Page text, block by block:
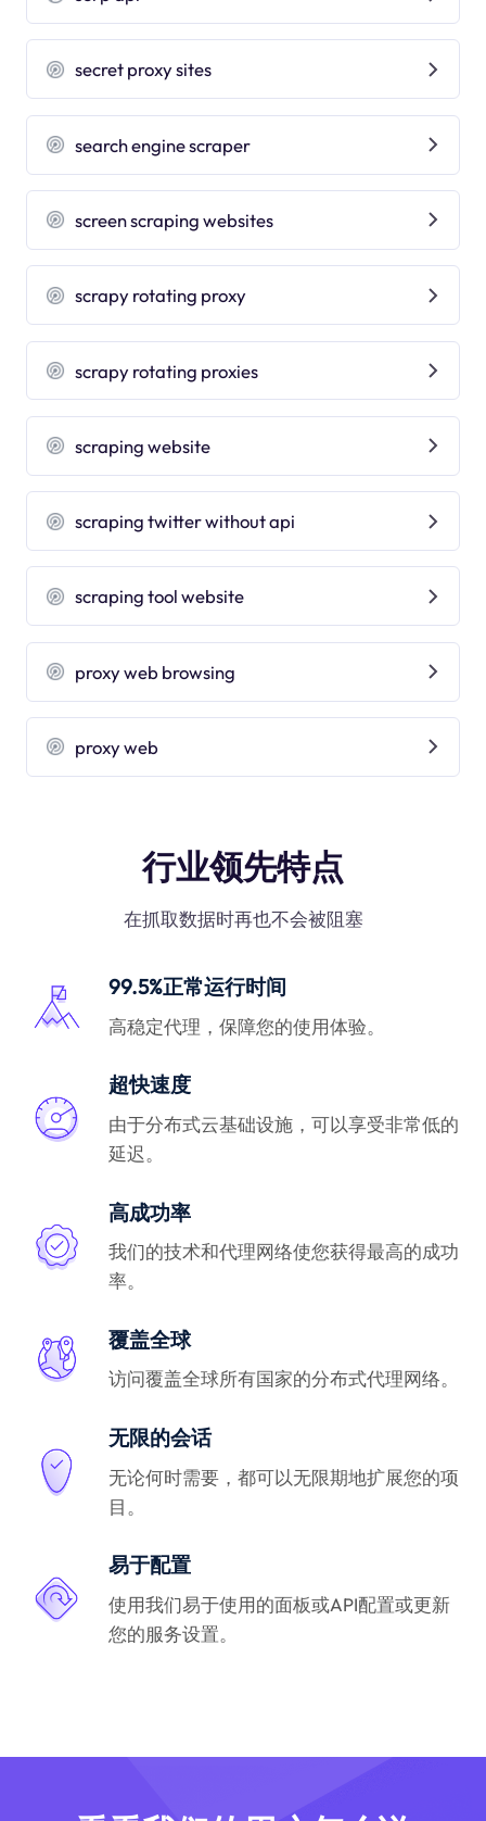
secret proxy sites
search engine scraper
screen scraping websites
scrapy rotating proxy
scrapy rotating proxies
scraping website
scraping twitter without api
scraping tool website
proxy web browsing
proxy web
行业领先特点
在抓取数据时再也不会被阻塞
99.5%正常运行时间
高稳定代理，保障您的使用体验。
超快速度
由于分布式云基础设施，可以享受非常低的
延迟。
高成功率
我们的技术和代理网络使您获得最高的成功
率。
覆盖全球
访问覆盖全球所有国家的分布式代理网络。
无限的会话
无论何时需要，都可以无限期地扩展您的项
目。
易于配置
使用我们易于使用的面板或API配置或更新
您的服务设置。